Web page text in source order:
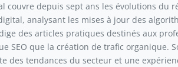
couvre depuis sept ans les évolutions du
analysant les mises à jour des
des articles pratiques destinés aux
SEO que la création de trafic organique.
des tendances du secteur et une